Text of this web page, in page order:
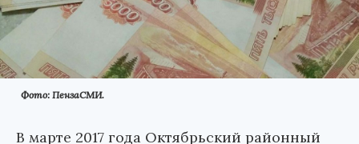
Фото: ПензаСМИ.
В марте 2017 года Октябрьский районный